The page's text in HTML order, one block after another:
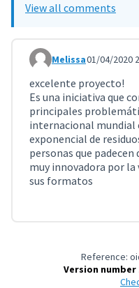
View all comments
Comment 933
Melissa01/04/2020
excelente proyecto!
Es una iniciativa que
principales
internacional mundial
exponencial de
personas que padecen
muy innovadora por
sus formatos
Reference:
Version number